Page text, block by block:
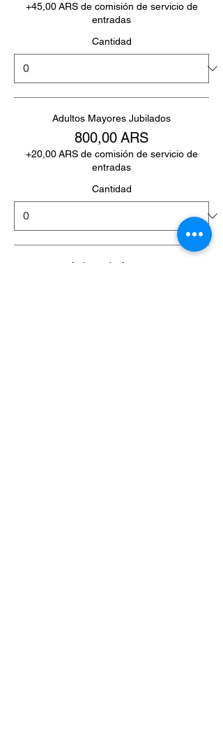
+45,00 ARS de comisión de servicio de
entradas
Cantidad
Adultos Mayores Jubilados
800,00 ARS
+20,00 ARS de comisión de servicio de
entradas
Cantidad
Artistas de Areatec